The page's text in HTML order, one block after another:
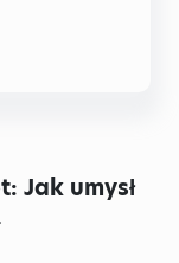
Jak umysł